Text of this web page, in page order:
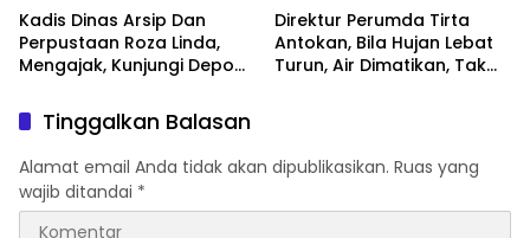
Kadis Dinas Arsip Dan
Perpustaan Roza Linda,
Mengajak, Kunjungi Depo
Direktur Perumda Tirta
Antokan, Bila Hujan Lebat
Turun, Air Dimatikan, Tak
Tinggalkan Balasan
Alamat email Anda tidak akan dipublikasikan. Ruas yang
wajib ditandai *